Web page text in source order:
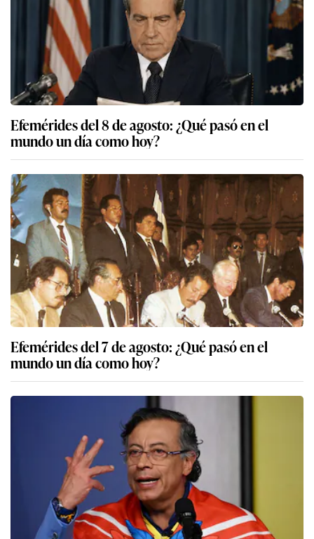
Efemérides del 8 de agosto: ¿Qué pasó en el
mundo un día como hoy?
Efemérides del 7 de agosto: ¿Qué pasó en el
mundo un día como hoy?